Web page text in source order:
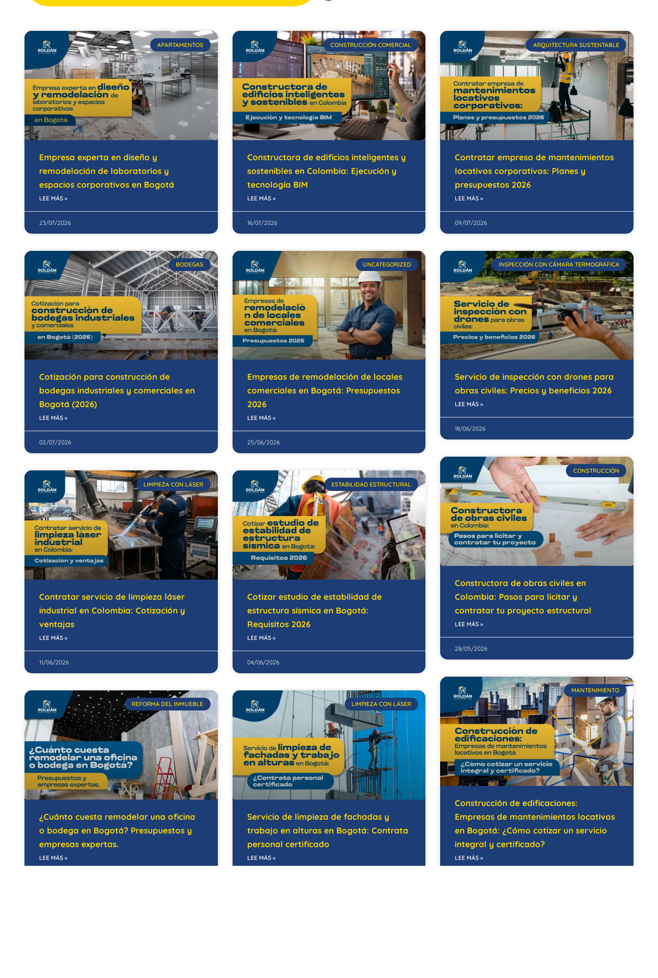
APARTAMENTOS
Empresa experta en diseño y
remodelación de laboratorios y
espacios corporativos en Bogotá
LEE MÁS »
23/07/2026
CONSTRUCCIÓN COMERCIAL
Constructora de edificios inteligentes y
sostenibles en Colombia: Ejecución y
tecnología BIM
LEE MÁS »
16/07/2026
ARQUITECTURA SUSTENTABLE
Contratar empresa de mantenimientos
locativos corporativos: Planes y
presupuestos 2026
LEE MÁS »
09/07/2026
BODEGAS
Cotización para construcción de
bodegas industriales y comerciales en
Bogotá (2026)
LEE MÁS »
02/07/2026
UNCATEGORIZED
Empresas de remodelación de locales
comerciales en Bogotá: Presupuestos
2026
LEE MÁS »
25/06/2026
INSPECCIÓN CON CÁMARA TERMOGRÁFICA
Servicio de inspección con drones para
obras civiles: Precios y beneficios 2026
LEE MÁS »
18/06/2026
LIMPIEZA CON LÁSER
Contratar servicio de limpieza láser
industrial en Colombia: Cotización y
ventajas
LEE MÁS »
11/06/2026
ESTABILIDAD ESTRUCTURAL
Cotizar estudio de estabilidad de
estructura sísmica en Bogotá:
Requisitos 2026
LEE MÁS »
04/06/2026
CONSTRUCCIÓN
Constructora de obras civiles en
Colombia: Pasos para licitar y
contratar tu proyecto estructural
LEE MÁS »
28/05/2026
REFORMA DEL INMUEBLE
¿Cuánto cuesta remodelar una oficina
o bodega en Bogotá? Presupuestos y
empresas expertas.
LEE MÁS »
LIMPIEZA CON LÁSER
Servicio de limpieza de fachadas y
trabajo en alturas en Bogotá: Contrata
personal certificado
LEE MÁS »
MANTENIMIENTO
Construcción de edificaciones:
Empresas de mantenimientos locativos
en Bogotá: ¿Cómo cotizar un servicio
integral y certificado?
LEE MÁS »